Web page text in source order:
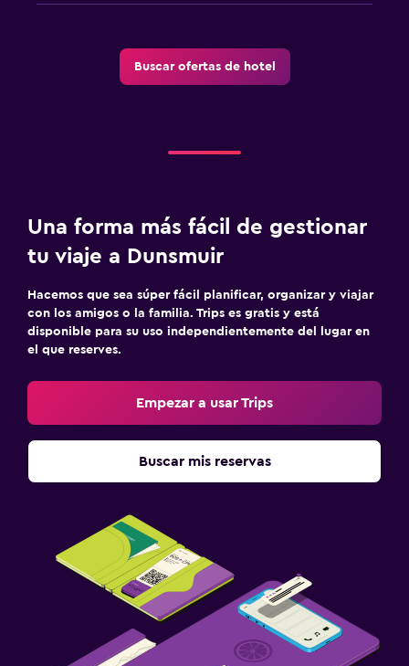
Buscar ofertas de hotel
Una forma más fácil de gestionar
tu viaje a Dunsmuir
Hacemos que sea súper fácil planificar, organizar y viajar
con los amigos o la familia. Trips es gratis y está
disponible para su uso independientemente del lugar en
el que reserves.
Empezar a usar Trips
Buscar mis reservas